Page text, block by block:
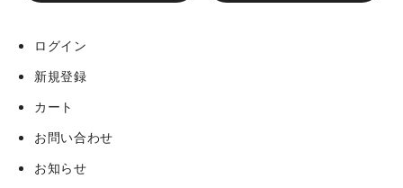
ログイン
新規登録
カート
お問い合わせ
お知らせ